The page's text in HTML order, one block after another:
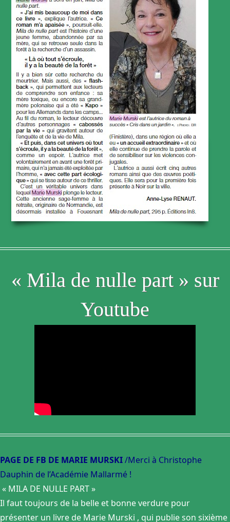
« Mila de nulle part » sur
Youtube
PAGE DE FB DE MARIE MURSKI/Merci à Christophe
Dauphin de l’Académie Mallarmé !
« MILA DE NULLE PART »
Il faut toujours de la belle et bonne verdure pour
présenter un livre de Marie Murski , qui publie son sixième